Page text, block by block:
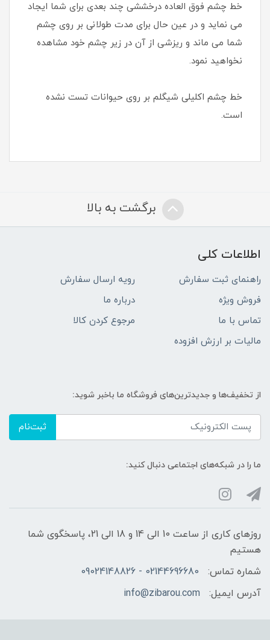
خط چشم فوق العاده درخششی چند بعدی برای شما ایجاد
می نماید و در عین حال برای مدت طولانی بر روی چشم
شما می ماند و ریزشی از آن در زیر چشم خود مشاهده
نخواهید نمود.
خط چشم اکلیلی شیگلم بر روی حیوانات تست نشده
است.
برگشت به بالا
اطلاعات کلی
راهنمای ثبت سفارش
رویه ارسال سفارش
فروش ویژه
درباره ما
تماس با ما
مرجوع کردن کالا
مالیات بر ارزش افزوده
از تخفیف‌ها و جدیدترین‌های فروشگاه ما باخبر شوید:
ثبت‌نام
ما را در شبکه‌های اجتماعی دنبال کنید:
روزهای کاری از ساعت 10 الی 14 و 18 الی 21، پاسخگوی شما
هستیم
شماره تماس:
02144696680 - 09024148826
آدرس ایمیل:
info@zibarou.com